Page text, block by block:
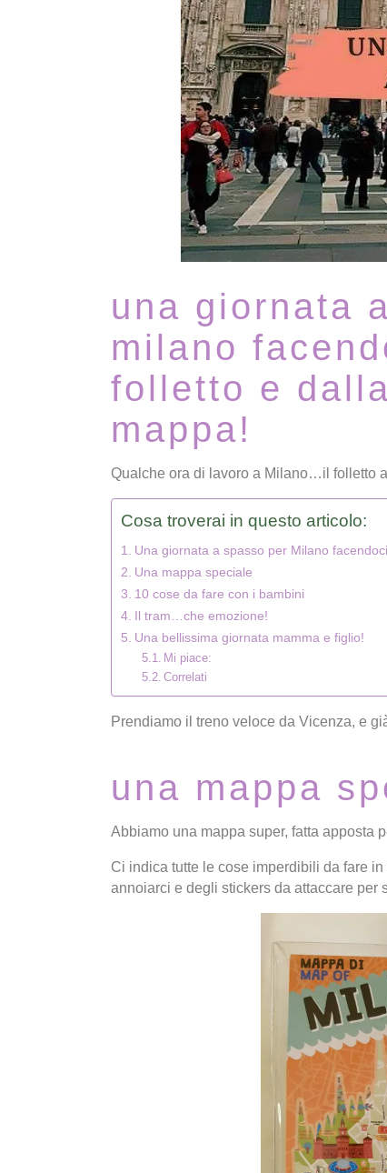
una giornata
milano
folletto e
mappa!
Qualche ora di lavoro a Milano…il folletto
Cosa troverai in questo articolo:
Una giornata a spasso per Milano
Una mappa speciale
10 cose da fare con i bambini
Il tram…che emozione!
Una bellissima giornata mamma e figlio!
Mi piace:
Correlati
Prendiamo il treno veloce da Vicenza, e
una mappa
Abbiamo una mappa super, fatta apposta
Ci indica tutte le cose imperdibili da fare
annoiarci e degli stickers da attaccare per